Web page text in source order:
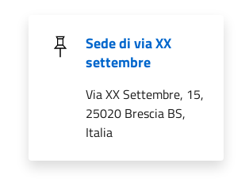
Sede di via XX
settembre
Via XX Settembre, 15,
25020 Brescia BS,
Italia